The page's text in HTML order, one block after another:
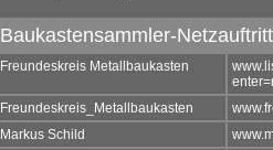
Baukastensammler-
Freundeskreis Metallbaukasten
Freundeskreis_Metallbaukasten
Markus Schild